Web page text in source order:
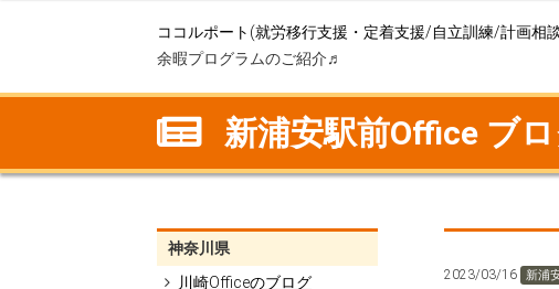
ココルポート(就労移行支援・定着支援/自立訓練/計画相
余暇プログラムのご紹介♬
新浦安駅前Office ブ
神奈川県
川崎Officeのブログ
2023/03/16 新浦